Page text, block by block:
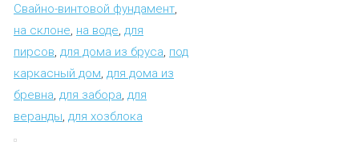
Свайно-винтовой фундамент
на склоне на воде для
пирсов для дома из бруса под
каркасный дом для дома из
бревна для забора для
веранды для хозблока